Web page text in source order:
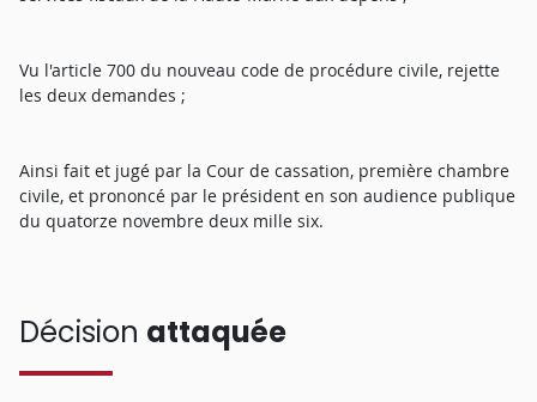
Vu l'article 700 du nouveau code de procédure civile, rejette
les deux demandes ;
Ainsi fait et jugé par la Cour de cassation, première chambre
civile, et prononcé par le président en son audience publique
du quatorze novembre deux mille six.
Décision attaquée